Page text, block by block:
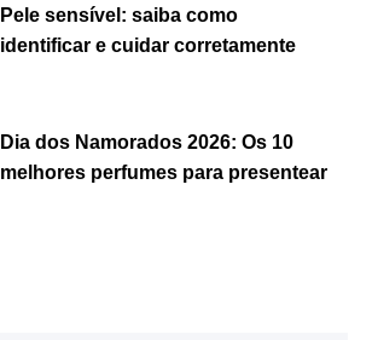
Pele sensível: saiba como
identificar e cuidar corretamente
Dia dos Namorados 2026: Os 10
melhores perfumes para presentear